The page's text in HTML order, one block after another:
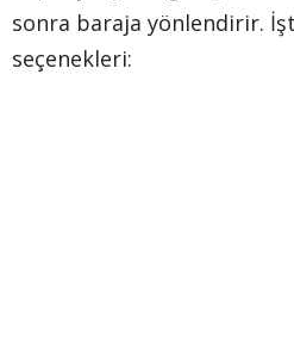
sonra baraja yönlendirir.
seçenekleri: